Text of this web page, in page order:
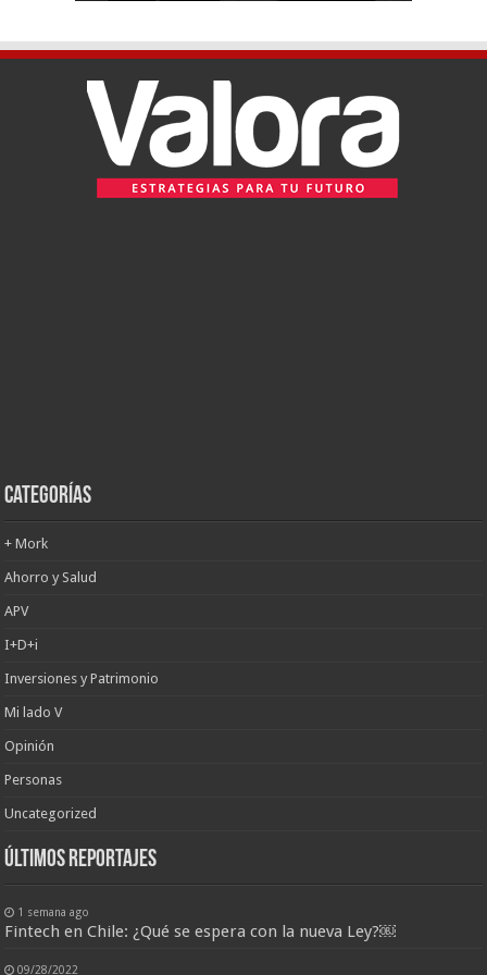
Categorías
+ Mork
Ahorro y Salud
APV
I+D+i
Inversiones y Patrimonio
Mi lado V
Opinión
Personas
Uncategorized
últimos reportajes
1 semana ago
Fintech en Chile: ¿Qué se espera con la nueva Ley?￼
09/28/2022